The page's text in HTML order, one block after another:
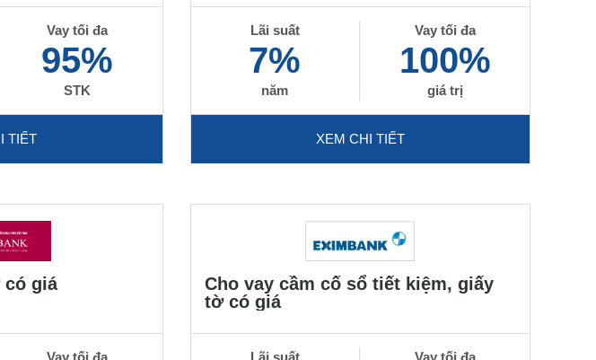
Vay tối đa
95%
STK
TIẾT
Lãi suất
7%
năm
Vay tối đa
100%
giá trị
XEM CHI TIẾT
có giá
Vay tối đa
Cho vay cầm cố sổ tiết kiệm, giấy
tờ có giá
Lãi suất Vay tối đa